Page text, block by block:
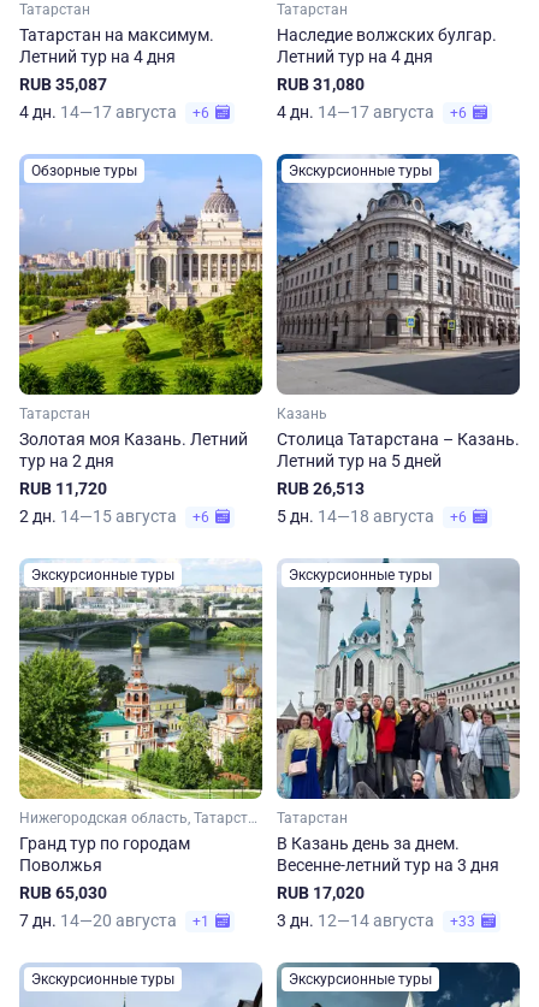
Татарстан
Татарстан на максимум.
Летний тур на 4 дня
RUB 35,087
4 дн. 14—17 августа +6
Татарстан
Наследие волжских булгар.
Летний тур на 4 дня
RUB 31,080
4 дн. 14—17 августа +6
Обзорные туры
Татарстан
Золотая моя Казань. Летний
тур на 2 дня
RUB 11,720
2 дн. 14—15 августа +6
Экскурсионные туры
Казань
Столица Татарстана – Казань.
Летний тур на 5 дней
RUB 26,513
5 дн. 14—18 августа +6
Экскурсионные туры
Нижегородская область, Татарстан, Марий Эл, Чувашия
Гранд тур по городам
Поволжья
RUB 65,030
7 дн. 14—20 августа +1
Экскурсионные туры
Татарстан
В Казань день за днем.
Весенне-летний тур на 3 дня
RUB 17,020
3 дн. 12—14 августа +33
Экскурсионные туры Экскурсионные туры